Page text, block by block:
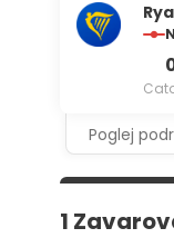
Poglej
1